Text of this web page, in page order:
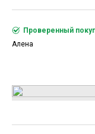
Проверенный
Алена